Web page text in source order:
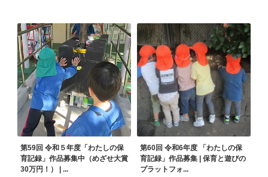
第59回 令和５年度「わたしの保
育記録」作品募集中（めざせ大賞
30万円！） | ...
第60回 令和6年度 「わたしの保
育記録」作品募集 | 保育と遊びの
プラットフォ...